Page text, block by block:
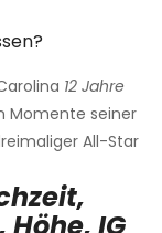
12 Jahre
Momente seiner
All-Star